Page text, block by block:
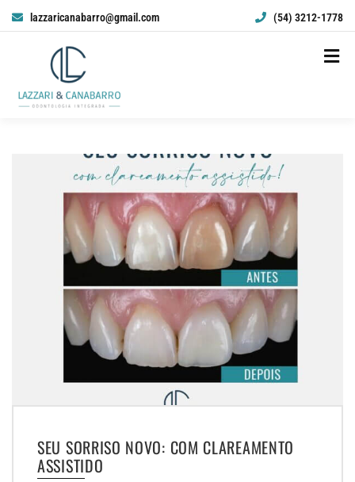
lazzaricanabarro@gmail.com (54) 3212-1778
SEU SORRISO NOVO: COM CLAREAMENTO
ASSISTIDO